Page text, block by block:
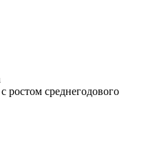
среднегодового